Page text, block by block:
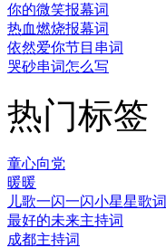
你的微笑报幕词
热血燃烧报幕词
依然爱你节目串词
哭砂串词怎么写
热门标签
童心向党
暖暖
儿歌一闪一闪小星星歌词
最好的未来主持词
成都主持词